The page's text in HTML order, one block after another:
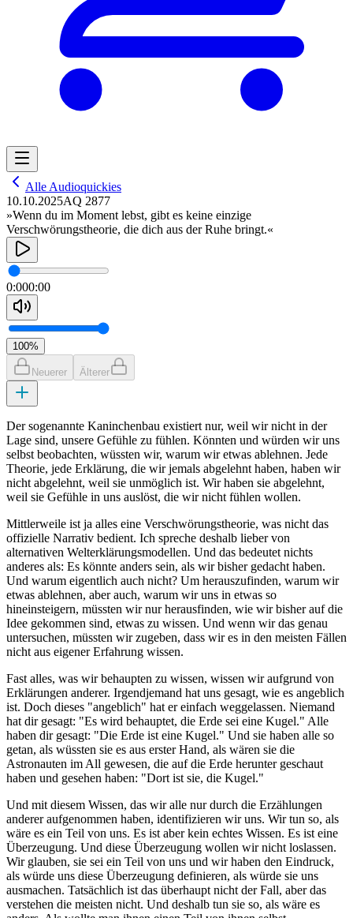
Alle Audioquickies
10.10.2025AQ 2877
»Wenn du im Moment lebst, gibt es keine einzige
Verschwörungstheorie, die dich aus der Ruhe bringt.«
0:000:00
100%
Neuerer Älterer
Der sogenannte Kaninchenbau existiert nur, weil wir nicht in der
Lage sind, unsere Gefühle zu fühlen. Könnten und würden wir uns
selbst beobachten, wüssten wir, warum wir etwas ablehnen. Jede
Theorie, jede Erklärung, die wir jemals abgelehnt haben, haben wir
nicht abgelehnt, weil sie unmöglich ist. Wir haben sie abgelehnt,
weil sie Gefühle in uns auslöst, die wir nicht fühlen wollen.
Mittlerweile ist ja alles eine Verschwörungstheorie, was nicht das
offizielle Narrativ bedient. Ich spreche deshalb lieber von
alternativen Welterklärungsmodellen. Und das bedeutet nichts
anderes als: Es könnte anders sein, als wir bisher gedacht haben.
Und warum eigentlich auch nicht? Um herauszufinden, warum wir
etwas ablehnen, aber auch, warum wir uns in etwas so
hineinsteigern, müssten wir nur herausfinden, wie wir bisher auf die
Idee gekommen sind, etwas zu wissen. Und wenn wir das genau
untersuchen, müssten wir zugeben, dass wir es in den meisten Fällen
nicht aus eigener Erfahrung wissen.
Fast alles, was wir behaupten zu wissen, wissen wir aufgrund von
Erklärungen anderer. Irgendjemand hat uns gesagt, wie es angeblich
ist. Doch dieses "angeblich" hat er einfach weggelassen. Niemand
hat dir gesagt: "Es wird behauptet, die Erde sei eine Kugel." Alle
haben dir gesagt: "Die Erde ist eine Kugel." Und sie haben alle so
getan, als wüssten sie es aus erster Hand, als wären sie die
Astronauten im All gewesen, die auf die Erde herunter geschaut
haben und gesehen haben: "Dort ist sie, die Kugel."
Und mit diesem Wissen, das wir alle nur durch die Erzählungen
anderer aufgenommen haben, identifizieren wir uns. Wir tun so, als
wäre es ein Teil von uns. Es ist aber kein echtes Wissen. Es ist eine
Überzeugung. Und diese Überzeugung wollen wir nicht loslassen.
Wir glauben, sie sei ein Teil von uns und wir haben den Eindruck,
als würde uns diese Überzeugung definieren, als würde sie uns
ausmachen. Tatsächlich ist das überhaupt nicht der Fall, aber das
verstehen die meisten nicht. Und deshalb tun sie so, als wäre es